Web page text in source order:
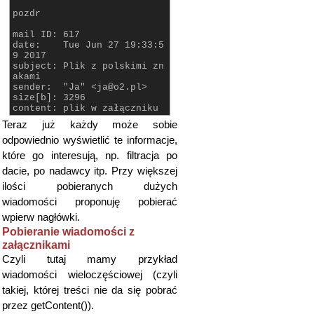
mail
getSubject
mail
sender
etSender
();
mail
getContent () ;
return
}
std::vector < Mail>downlo
adLastMails( const char *s
erverAddress, const char
*
userName, const char *pass
word, unsignednumberOfMail
s= 3
{
POP3ClientSession sessi
on( serverAddress
session
.login(userNam
password
;
Poco::Net::POP3ClientSe
ssion::MessageInfoVec messa
ges;
session
listMessages(m
essages
;
std:: vector< Mail >do
wnloadedMails;
pozdr
mail ID: 617
date: Tue Jun 27 19:33:5
9 2017
subject: Plik z polskimi zn
akami
sender: "Ja" <ja@o2.pl>
size[b]: 3296
content: plik w załączniku
Teraz już każdy może sobie
odpowiednio wyświetlić te informacje,
które go interesują, np. filtracja po
dacie, po nadawcy itp. Przy większej
ilości pobieranych dużych
wiadomości proponuję pobierać
wpierw nagłówki.
Pobieranie wiadomości z
załącznikami
Czyli tutaj mamy przykład
wiadomości wieloczęściowej (czyli
takiej, której treści nie da się pobrać
przez getContent()).